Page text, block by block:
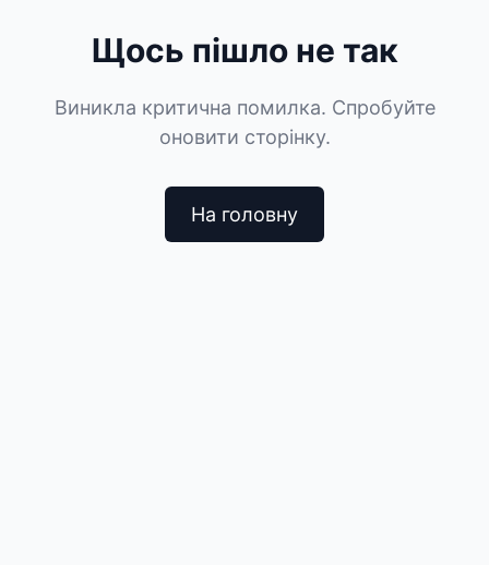
Щось пішло не так
Виникла критична помилка. Спробуйте
оновити сторінку.
На головну